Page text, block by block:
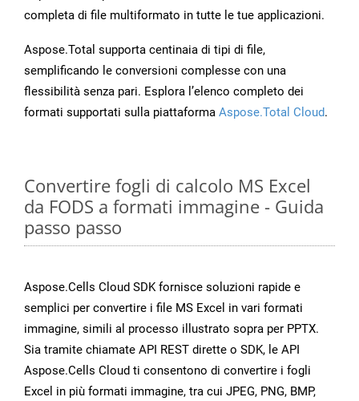
completa di file multiformato in tutte le tue applicazioni.
Aspose.Total supporta centinaia di tipi di file,
semplificando le conversioni complesse con una
flessibilità senza pari. Esplora l’elenco completo dei
formati supportati sulla piattaforma Aspose.Total Cloud.
Convertire fogli di calcolo MS Excel
da FODS a formati immagine - Guida
passo passo
Aspose.Cells Cloud SDK fornisce soluzioni rapide e
semplici per convertire i file MS Excel in vari formati
immagine, simili al processo illustrato sopra per PPTX.
Sia tramite chiamate API REST dirette o SDK, le API
Aspose.Cells Cloud ti consentono di convertire i fogli
Excel in più formati immagine, tra cui JPEG, PNG, BMP,